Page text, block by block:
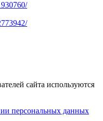
сайта используются
персональных данных